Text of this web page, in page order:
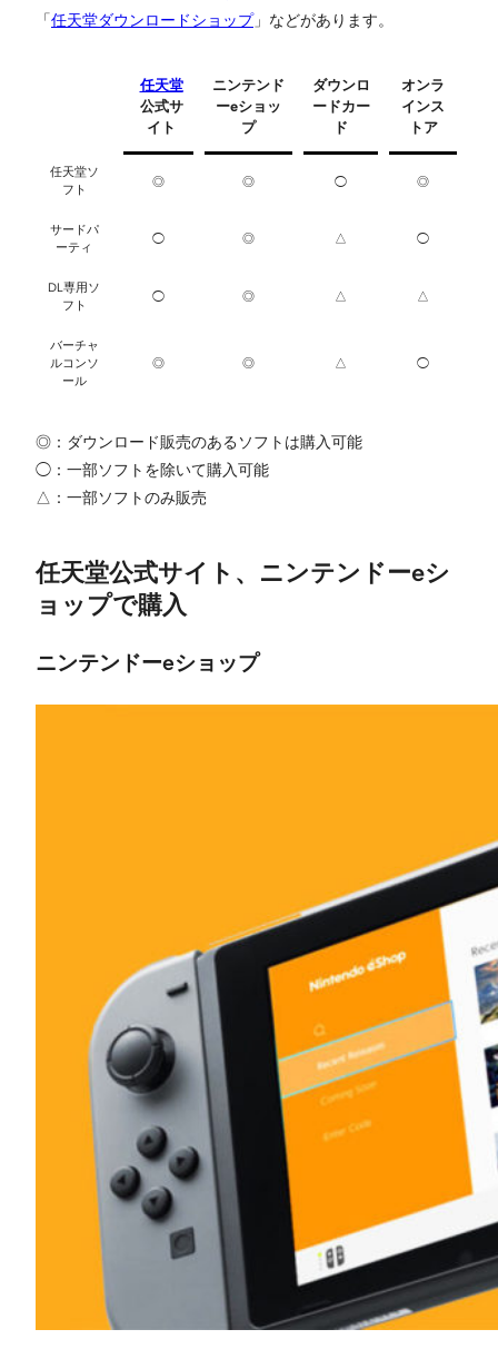
「任天堂ダウンロードショップ」などがあります。
任天堂
公式サ
イト
ニンテンド
ーeショッ
プ
ダウンロ
ードカー
ド
オンラ
インス
トア
任天堂ソ
フト
◎ ◎ ◯ ◎
サードパ
ーティ
◯ ◎ △ ◯
DL専用ソ
フト
◯ ◎ △ △
バーチャ
ルコンソ
ール
◎ ◎ △ ◯
◎：ダウンロード販売のあるソフトは購入可能
◯：一部ソフトを除いて購入可能
△：一部ソフトのみ販売
任天堂公式サイト、ニンテンドーeシ
ョップで購入
ニンテンドーeショップ